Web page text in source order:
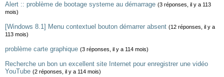
Alert :: problème de bootage systeme au démarrage (3 réponses, il y a 113
mois)
[Windows 8.1] Menu contextuel bouton démarrer absent (12 réponses, il y a
113 mois)
problème carte graphique (3 réponses, il y a 114 mois)
Recherche un bon un excellent site Internet pour enregistrer une vidéo
YouTube (2 réponses, il y a 114 mois)